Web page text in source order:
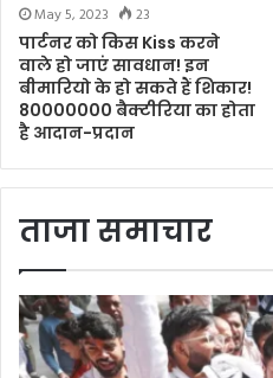
May 5, 2023
23
पार्टनर को किस Kiss करने
वाले हो जाएं सावधान! इन
बीमारियो के हो सकते हैं शिकार!
80000000 बैक्टीरिया का होता
है आदान-प्रदान
ताजा समाचार